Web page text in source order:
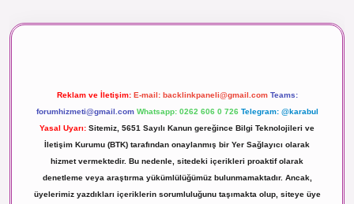
Reklam ve İletişim: E-mail: backlinkpaneli@gmail.com Teams:
forumhizmeti@gmail.com Whatsapp: 0262 606 0 726 Telegram: @karabul
Yasal Uyarı: Sitemiz, 5651 Sayılı Kanun gereğince Bilgi Teknolojileri ve
İletişim Kurumu (BTK) tarafından onaylanmış bir Yer Sağlayıcı olarak
hizmet vermektedir. Bu nedenle, sitedeki içerikleri proaktif olarak
denetleme veya araştırma yükümlülüğümüz bulunmamaktadır. Ancak,
üyelerimiz yazdıkları içeriklerin sorumluluğunu taşımakta olup, siteye üye